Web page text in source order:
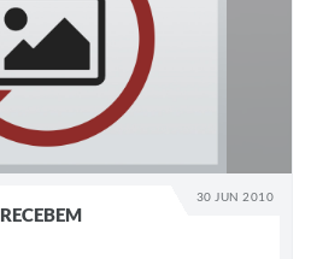
30 JUN 2010